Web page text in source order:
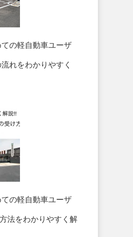
ての軽自動車ユーザ
れをわかりやすく
ての軽自動車ユーザ
法をわかりやすく解